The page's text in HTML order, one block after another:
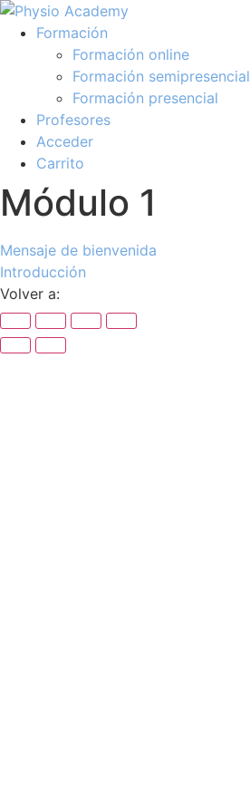
Formación
Formación online
Formación semipresencial
Formación presencial
Profesores
Acceder
Carrito
Módulo 1
Mensaje de bienvenida
Introducción
Volver a: